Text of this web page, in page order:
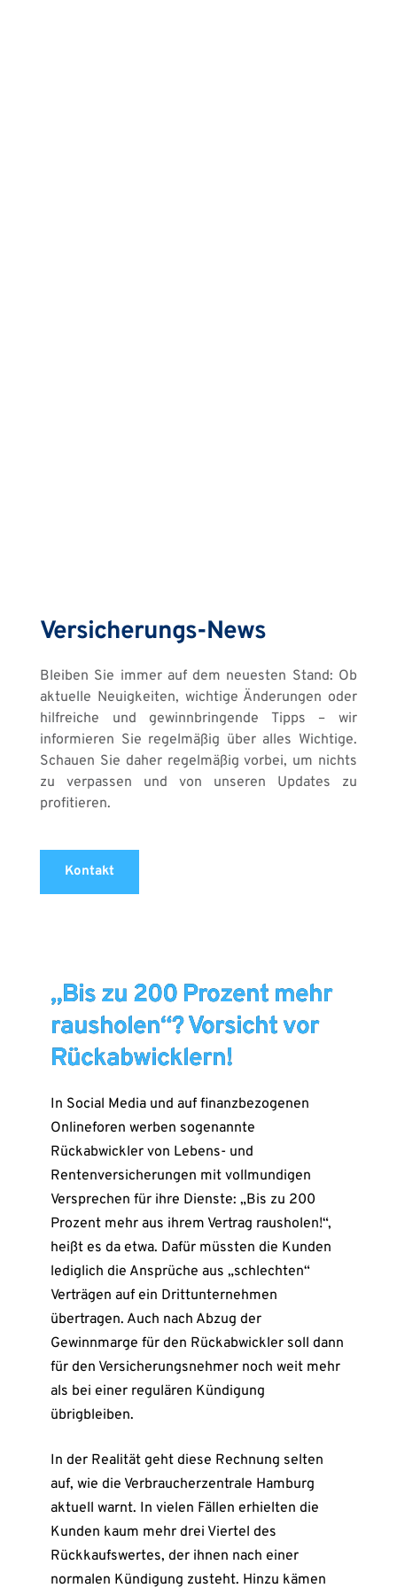
Versicherungs-News
Bleiben Sie immer auf dem neuesten Stand: Ob
aktuelle Neuigkeiten, wichtige Änderungen oder
hilfreiche und gewinnbringende Tipps – wir
informieren Sie regelmäßig über alles Wichtige.
Schauen Sie daher regelmäßig vorbei, um nichts
zu verpassen und von unseren Updates zu
profitieren.
Kontakt
„Bis zu 200 Prozent mehr
rausholen“? Vorsicht vor
Rückabwicklern!
In Social Media und auf finanzbezogenen
Onlineforen werben sogenannte
Rückabwickler von Lebens- und
Rentenversicherungen mit vollmundigen
Versprechen für ihre Dienste: „Bis zu 200
Prozent mehr aus ihrem Vertrag rausholen!“,
heißt es da etwa. Dafür müssten die Kunden
lediglich die Ansprüche aus „schlechten“
Verträgen auf ein Drittunternehmen
übertragen. Auch nach Abzug der
Gewinnmarge für den Rückabwickler soll dann
für den Versicherungsnehmer noch weit mehr
als bei einer regulären Kündigung
übrigbleiben.
In der Realität geht diese Rechnung selten
auf, wie die Verbraucherzentrale Hamburg
aktuell warnt. In vielen Fällen erhielten die
Kunden kaum mehr drei Viertel des
Rückkaufswertes, der ihnen nach einer
normalen Kündigung zusteht. Hinzu kämen